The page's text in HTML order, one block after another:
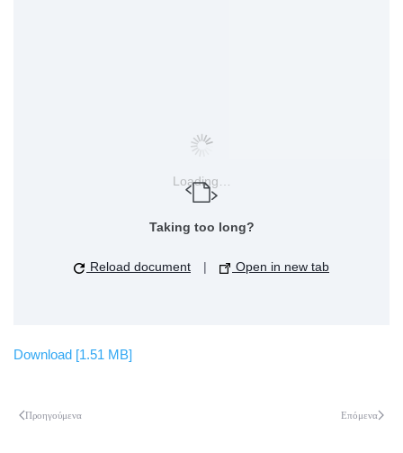
Loading…
Taking too long?
Reload document | Open in new tab
Download [1.51 MB]
Προηγούμενα Επόμενα